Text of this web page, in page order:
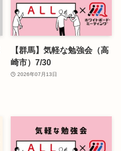
【群馬】気軽な勉強会（高
崎市）7/30
2026年07月13日